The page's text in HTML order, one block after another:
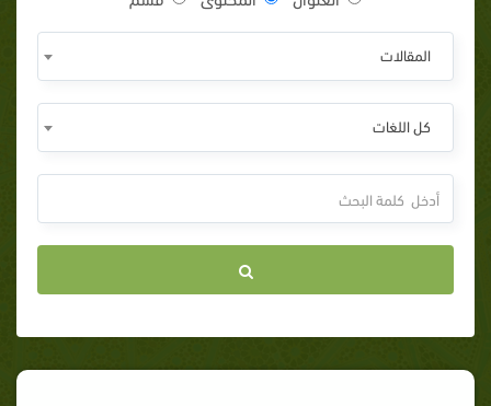
المقالات
كل اللغات